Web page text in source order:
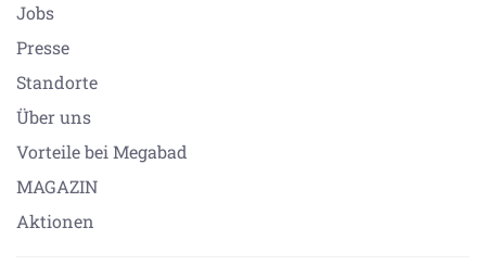
Jobs
Presse
Standorte
Über uns
Vorteile bei Megabad
MAGAZIN
Aktionen